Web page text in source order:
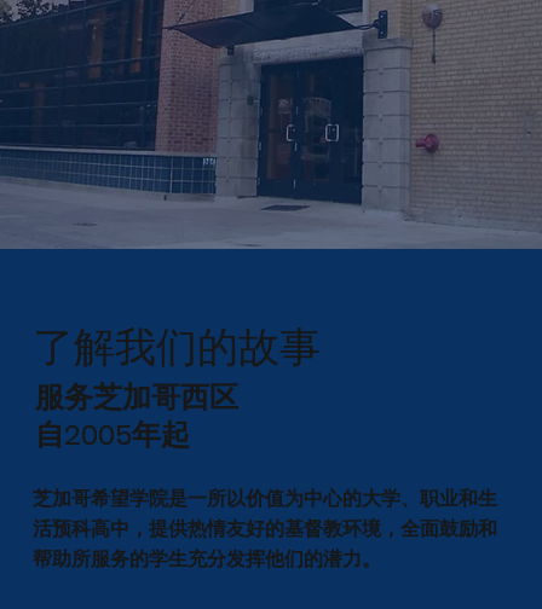
了解我们的故事
服务芝加哥西区
自2005年起
芝加哥希望学院是一所以价值为中心的大学、职业和生
活预科高中，提供热情友好的基督教环境，全面鼓励和
帮助所服务的学生充分发挥他们的潜力。